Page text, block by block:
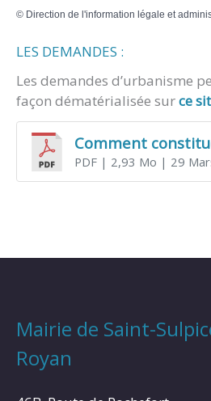
© Direction de l'information légale et
LES DEMANDES :
Les demandes d’urbanisme
façon dématérialisée surce
Comment
PDF| 2,93 Mo | 29
Mairie de Saint-
Royan